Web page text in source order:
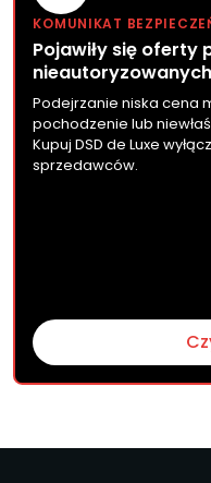
KOMUNIKAT
Pojawiły się oferty
Podejrzanie niska cena
pochodzenie lub
Kupuj DSD de Luxe
sprzedawców.